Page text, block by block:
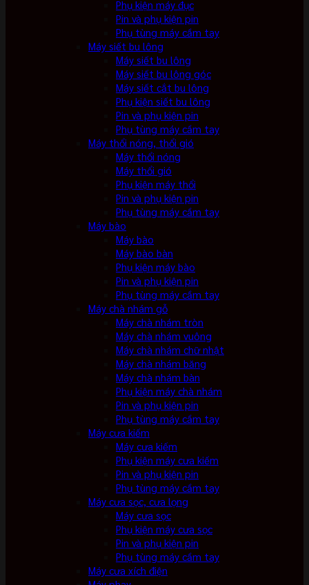
Phụ kiện máy đục
Pin và phụ kiện pin
Phụ tùng máy cầm tay
Máy siết bu lông
Máy siết bu lông
Máy siết bu lông góc
Máy siết cắt bu lông
Phụ kiện siết bu lông
Pin và phụ kiện pin
Phụ tùng máy cầm tay
Máy thổi nóng, thổi gió
Máy thổi nóng
Máy thổi gió
Phụ kiện máy thổi
Pin và phụ kiện pin
Phụ tùng máy cầm tay
Máy bào
Máy bào
Máy bào bàn
Phụ kiện máy bào
Pin và phụ kiện pin
Phụ tùng máy cầm tay
Máy chà nhám gỗ
Máy chà nhám tròn
Máy chà nhám vuông
Máy chà nhám chữ nhật
Máy chà nhám băng
Máy chà nhám bàn
Phụ kiện máy chà nhám
Pin và phụ kiện pin
Phụ tùng máy cầm tay
Máy cưa kiếm
Máy cưa kiếm
Phụ kiện máy cưa kiếm
Pin và phụ kiện pin
Phụ tùng máy cầm tay
Máy cưa sọc, cưa lọng
Máy cưa sọc
Phụ kiện máy cưa sọc
Pin và phụ kiện pin
Phụ tùng máy cầm tay
Máy cưa xích điện